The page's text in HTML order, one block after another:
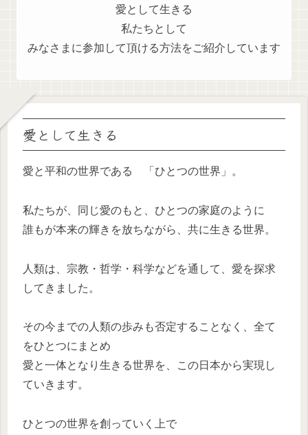
愛として生きる
私たちとして
みなさまに参加して頂ける方法をご紹介しています
愛として生きる
愛と平和の世界である 「ひとつの世界」。
私たちが、同じ愛のもと、ひとつの家庭のように
誰もが本来の輝きを放ちながら、共に生きる世界。
人類は、宗教・哲学・科学などを通して、愛を探求
してきました。
その今までの人類の歩みも否定することなく、全て
をひとつにまとめ
愛と一体となり生きる世界を、この日本から実現し
ていきます。
ひとつの世界を創っていく上で